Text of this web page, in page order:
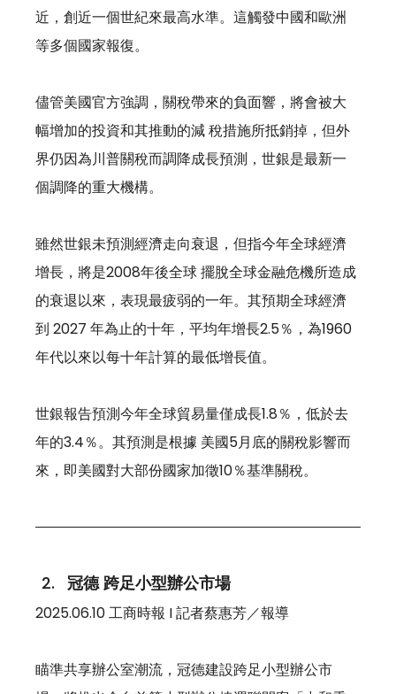
近，創近一個世紀來最高水準。這觸發中國和歐洲
等多個國家報復。
儘管美國官方強調，關稅帶來的負面響，將會被大
幅增加的投資和其推動的減 稅措施所抵銷掉，但外
界仍因為川普關稅而調降成長預測，世銀是最新一
個調降的重大機構。
雖然世銀未預測經濟走向衰退，但指今年全球經濟
增長，將是2008年後全球 擺脫全球金融危機所造成
的衰退以來，表現最疲弱的一年。其預期全球經濟
到 2027 年為止的十年，平均年增長2.5％，為1960
年代以來以每十年計算的最低增長值。
世銀報告預測今年全球貿易量僅成長1.8％，低於去
年的3.4％。其預測是根據 美國5月底的關稅影響而
來，即美國對大部份國家加徵10％基準關稅。
冠德 跨足小型辦公市場
2025.06.10 工商時報 I 記者蔡惠芳／報導
瞄準共享辦公室潮流，冠德建設跨足小型辦公市